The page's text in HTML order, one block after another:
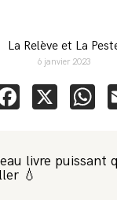
La Relève et La
6 janvier 2023
X
livre puissant
💧